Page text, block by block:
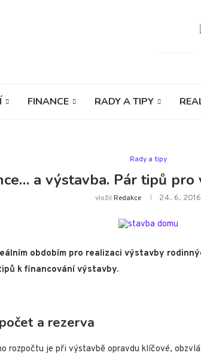
FINANCE RADY A TIPY
Rady a tipy
a výstavba. Pár tipů
vložilRedakce 24. 6. 2016
obdobím pro realizaci výstavby
k financování výstavby.
a rezerva
rozpočtu je při výstavbě opravdu klíčové,